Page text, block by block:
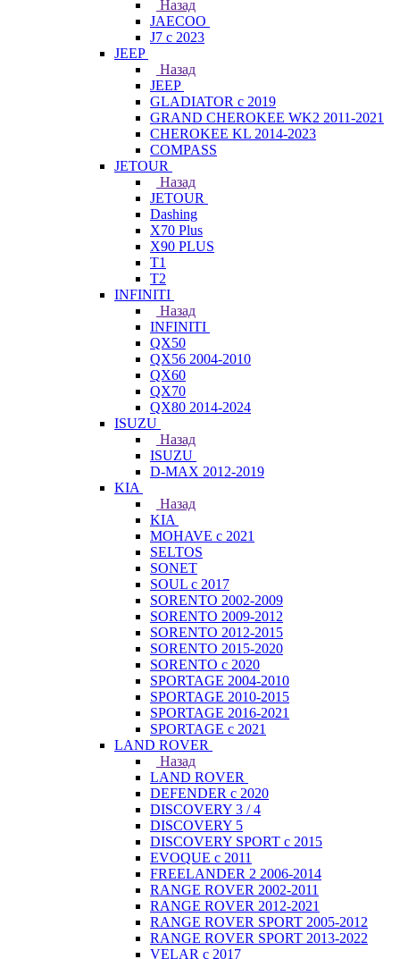
Назад
JAECOO
J7 с 2023
JEEP
Назад
JEEP
GLADIATOR с 2019
GRAND CHEROKEE WK2 2011-2021
CHEROKEE KL 2014-2023
COMPASS
JETOUR
Назад
JETOUR
Dashing
X70 Plus
X90 PLUS
T1
T2
INFINITI
Назад
INFINITI
QX50
QX56 2004-2010
QX60
QX70
QX80 2014-2024
ISUZU
Назад
ISUZU
D-MAX 2012-2019
KIA
Назад
KIA
MOHAVE с 2021
SELTOS
SONET
SOUL с 2017
SORENTO 2002-2009
SORENTO 2009-2012
SORENTO 2012-2015
SORENTO 2015-2020
SORENTO с 2020
SPORTAGE 2004-2010
SPORTAGE 2010-2015
SPORTAGE 2016-2021
SPORTAGE с 2021
LAND ROVER
Назад
LAND ROVER
DEFENDER с 2020
DISCOVERY 3 / 4
DISCOVERY 5
DISCOVERY SPORT с 2015
EVOQUE с 2011
FREELANDER 2 2006-2014
RANGE ROVER 2002-2011
RANGE ROVER 2012-2021
RANGE ROVER SPORT 2005-2012
RANGE ROVER SPORT 2013-2022
VELAR с 2017